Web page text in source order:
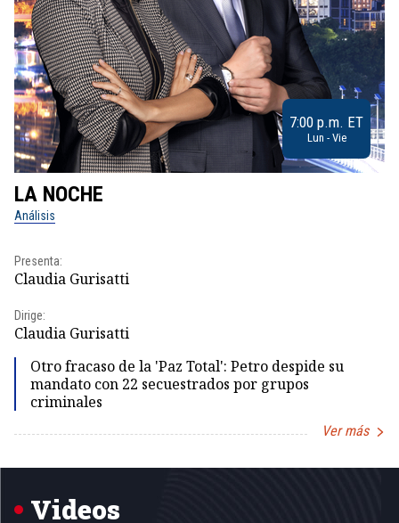
7:00 p.m. ET
Lun - Vie
LA NOCHE
Análisis
Presenta:
Claudia Gurisatti
Dirige:
Claudia Gurisatti
Otro fracaso de la 'Paz Total': Petro despide su
mandato con 22 secuestrados por grupos
criminales
Ver más
Videos